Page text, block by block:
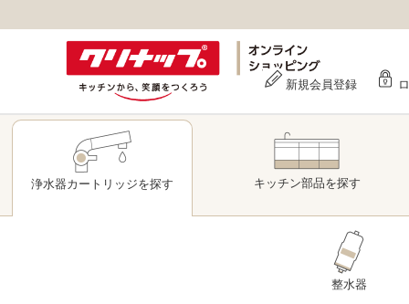
新規会員登録
浄水器カートリッジを探す キッチン部品を探す
整水器